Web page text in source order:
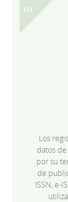
Los
datos
por su
de
ISSN, e-